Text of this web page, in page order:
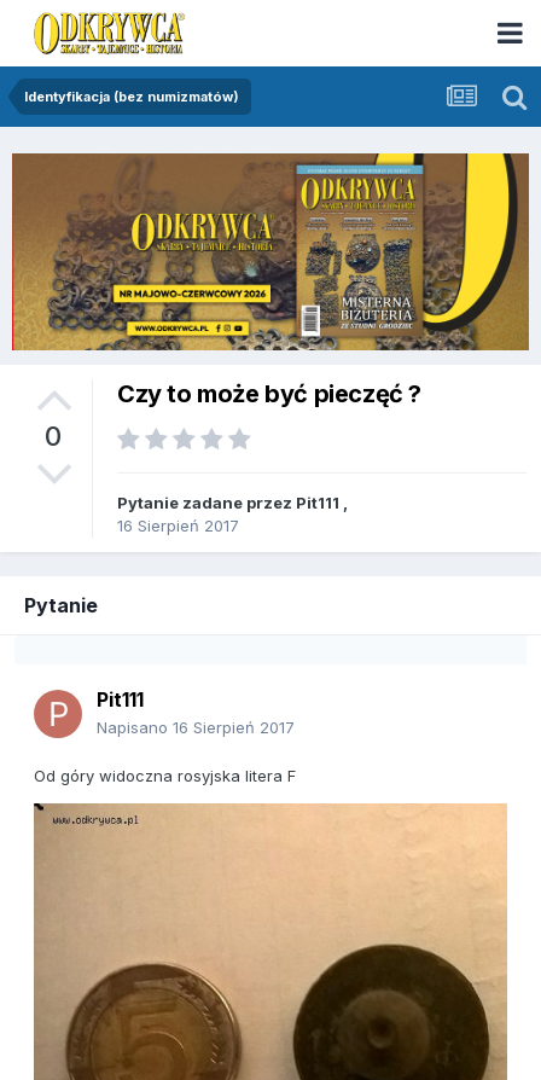
Identyfikacja (bez numizmatów)
0
Czy to może być pieczęć ?
Pytanie zadane przez Pit111
16 Sierpień 2017
Pytanie
Pit111
Napisano 16 Sierpień 2017
Od góry widoczna rosyjska litera F